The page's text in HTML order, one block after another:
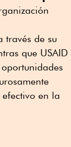
través de su
que USAID
en la